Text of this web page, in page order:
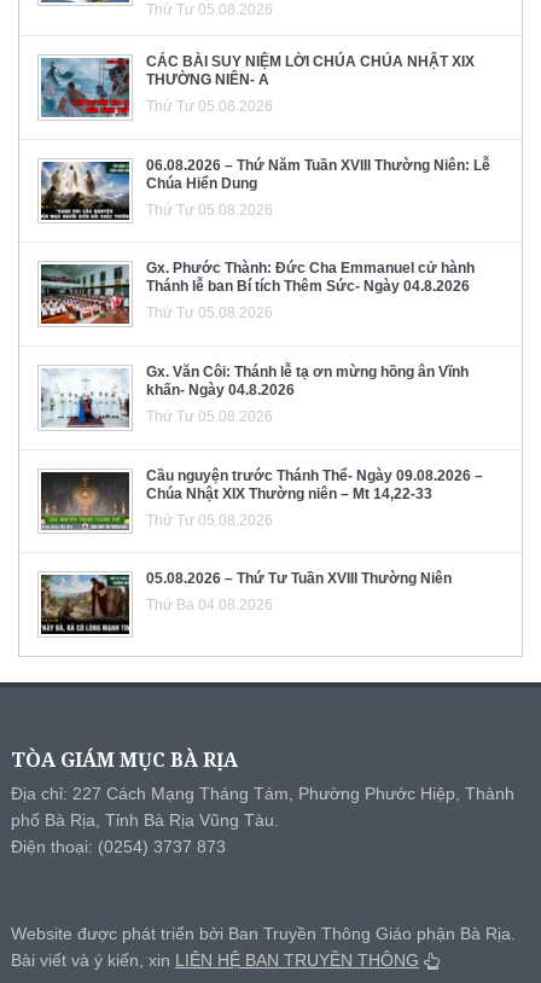
Thứ Tư 05.08.2026
CÁC BÀI SUY NIỆM LỜI CHÚA CHÚA NHẬT XIX
THƯỜNG NIÊN- A
Thứ Tư 05.08.2026
06.08.2026 – Thứ Năm Tuần XVIII Thường Niên: Lễ
Chúa Hiển Dung
Thứ Tư 05.08.2026
Gx. Phước Thành: Đức Cha Emmanuel cử hành
Thánh lễ ban Bí tích Thêm Sức- Ngày 04.8.2026
Thứ Tư 05.08.2026
Gx. Văn Côi: Thánh lễ tạ ơn mừng hồng ân Vĩnh
khấn- Ngày 04.8.2026
Thứ Tư 05.08.2026
Cầu nguyện trước Thánh Thể- Ngày 09.08.2026 –
Chúa Nhật XIX Thường niên – Mt 14,22-33
Thứ Tư 05.08.2026
05.08.2026 – Thứ Tư Tuần XVIII Thường Niên
Thứ Ba 04.08.2026
TÒA GIÁM MỤC BÀ RỊA
Địa chỉ: 227 Cách Mạng Tháng Tám, Phường Phước Hiệp, Thành
phố Bà Rịa, Tỉnh Bà Rịa Vũng Tàu.
Điện thoại: (0254) 3737 873
Website được phát triển bởi Ban Truyền Thông Giáo phận Bà Rịa.
Bài viết và ý kiến, xin LIÊN HỆ BAN TRUYỀN THÔNG